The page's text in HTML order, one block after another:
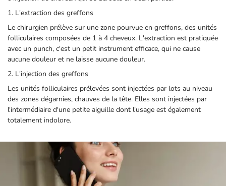
1. L'extraction des greffons
Le chirurgien prélève sur une zone pourvue en greffons, des unités
folliculaires composées de 1 à 4 cheveux. L'extraction est pratiquée
avec un punch, c'est un petit instrument efficace, qui ne cause
aucune douleur et ne laisse aucune douleur.
2. L'injection des greffons
Les unités folliculaires prélevées sont injectées par lots au niveau
des zones dégarnies, chauves de la tête. Elles sont injectées par
l'intermédiaire d'une petite aiguille dont l'usage est également
totalement indolore.